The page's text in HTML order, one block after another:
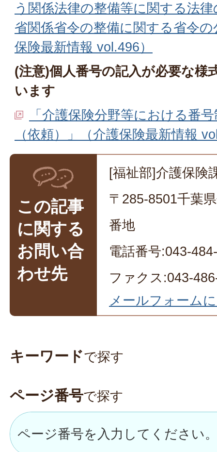
う関係法律の整備等に関する法
省関係省令の整備に関する省令
保険最新情報 vol.496）
(注意)個人番号の記入が必要な様
います
「介護保険分野等における番
（依頼）」（介護保険最新情報
この記事
に関する
お問い合
わせ先
[福祉部]介護保険
〒285-8501千葉
番地
電話番号:043-
ファクス:043-
メールフォーム
キーワードで探す
ページ番号で探す